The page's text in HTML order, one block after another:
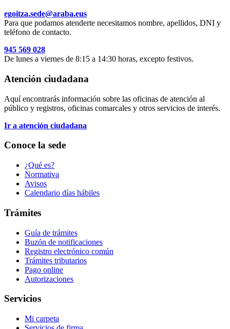
egoitza.sede@araba.eus
Para que podamos atenderte necesitamos nombre, apellidos, DNI y
teléfono de contacto.
945 569 028
De lunes a viernes de 8:15 a 14:30 horas, excepto festivos.
Atención ciudadana
Aquí encontrarás información sobre las oficinas de atención al
público y registros, oficinas comarcales y otros servicios de interés.
Ir a atención ciudadana
Conoce la sede
¿Qué es?
Normativa
Avisos
Calendario días hábiles
Trámites
Guía de trámites
Buzón de notificaciones
Registro electrónico común
Trámites tributarios
Pago online
Autorizaciones
Servicios
Mi carpeta